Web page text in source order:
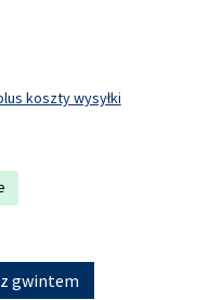
koszty wysyłki
gwintem